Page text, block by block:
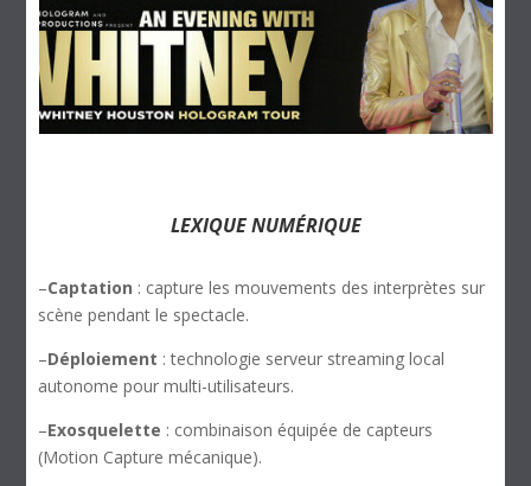
LEXIQUE NUMÉRIQUE
–Captation : capture les mouvements des interprètes sur
scène pendant le spectacle.
–Déploiement : technologie serveur streaming local
autonome pour multi-utilisateurs.
–Exosquelette : combinaison équipée de capteurs
(Motion Capture mécanique).